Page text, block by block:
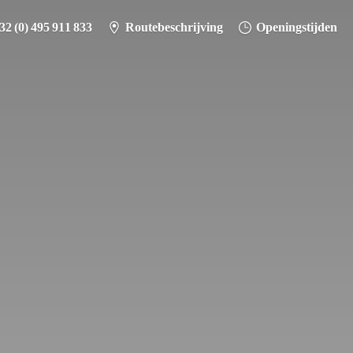
(0) 495 911 833 Routebeschrijving Openingstijden